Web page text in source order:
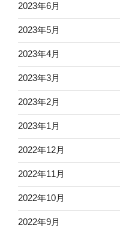
2023年6月
2023年5月
2023年4月
2023年3月
2023年2月
2023年1月
2022年12月
2022年11月
2022年10月
2022年9月